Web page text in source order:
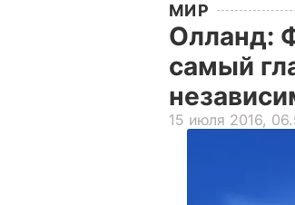
МИР
Олланд:
самый
15 июля 2016,